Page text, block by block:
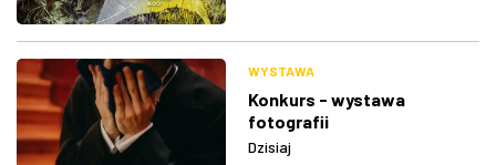
WYSTAWA
Konkurs - wystawa
fotografii
Dzisiaj